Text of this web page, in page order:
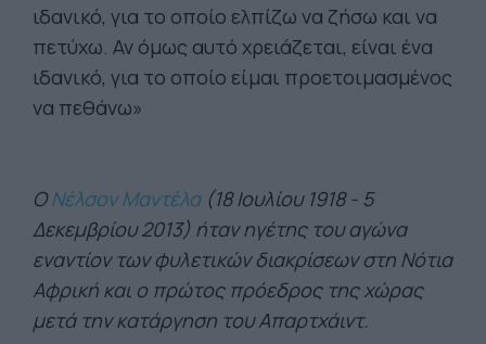
ιδανικό, για το οποίο ελπίζω να ζήσω και να
πετύχω. Αν όμως αυτό χρειάζεται, είναι ένα
ιδανικό, για το οποίο είμαι προετοιμασμένος
να πεθάνω»
OΝέλσον Μαντέλα(18 Ιουλίου 1918 - 5
Δεκεμβρίου 2013) ήταν ηγέτης του αγώνα
εναντίον των φυλετικών διακρίσεων στη Νότια
Αφρική και ο πρώτος πρόεδρος της χώρας
μετά την κατάργηση του Απαρτχάιντ.